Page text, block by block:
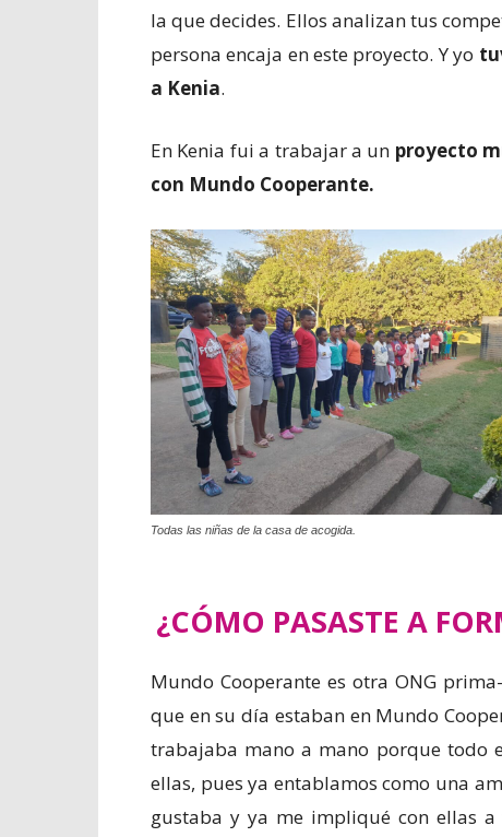
la que decides. Ellos analizan tus
persona encaja en este proyecto. Y yo
a Kenia.
En Kenia fui a trabajar a un proyecto
con Mundo Cooperante.
Todas las niñas de la casa de acogida.
¿CÓMO PASASTE A
Mundo Cooperante es otra ONG
que en su día estaban en Mundo
trabajaba mano a mano porque todo
ellas, pues ya entablamos como una
gustaba y ya me impliqué con ellas